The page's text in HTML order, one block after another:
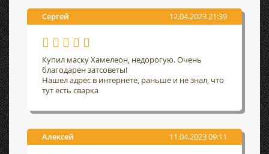
Сергей 12.04.2023 21:39
Купил маску Хамелеон, недорогую. Очень
благодарен затсоветы!
Нашел адрес в интернете, раньше и не знал, что
тут есть сварка
Алексей 11.04.2023 09:11